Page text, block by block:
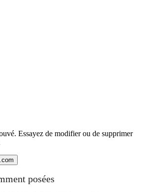
Essayez de modifier ou de supprimer
posées